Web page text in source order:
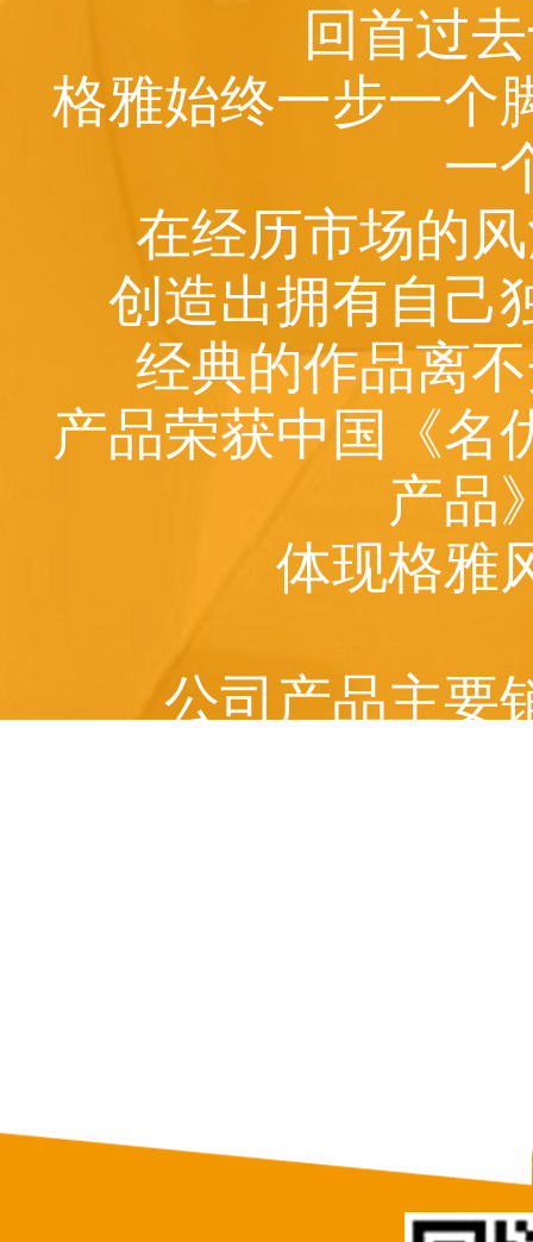
回首过
格雅始终一步一个
一
在经历市场的
创造出拥有自己
经典的作品离
产品荣获中国《名
产品
体现格雅
公司产品主要